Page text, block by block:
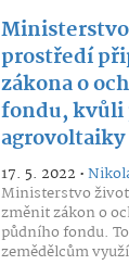
prostředí
zákona o
fondu, kvůli
agrovoltaiky
17. 5. 2022 •
Ministerstvo
změnit zákon o
půdního fondu.
zemědělcům